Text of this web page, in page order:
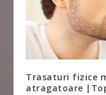
Trasaturi fizice
atragatoare